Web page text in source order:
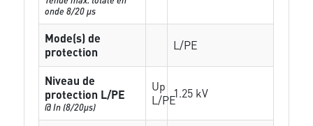
onde 8/20 µs
Mode(s) de
protection
L/PE
Niveau de
protection L/PE
@ In (8/20µs)
Up
L/PE1.25 kV